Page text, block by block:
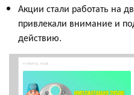
Акции стали работать на
привлекали внимание и
действию.